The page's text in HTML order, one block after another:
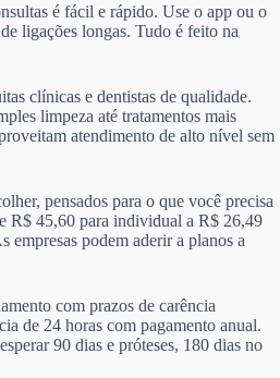
é fácil e rápido. Use o app ou o
ligações longas. Tudo é feito na
clínicas e dentistas de qualidade.
limpeza até tratamentos mais
atendimento de alto nível sem
pensados para o que você precisa
R$ 45,60 para individual a R$ 26,49
empresas podem aderir a planos a
com prazos de carência
de 24 horas com pagamento anual.
90 dias e próteses, 180 dias no